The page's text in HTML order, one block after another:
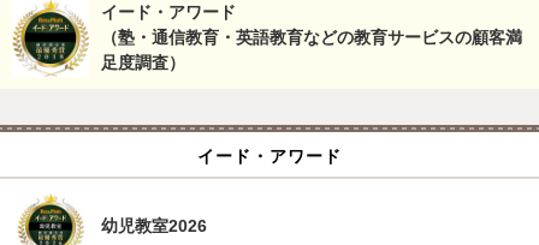
イード・アワード
（塾・通信教育・英語教育などの教育サービスの顧客満
足度調査）
イード・アワード
幼児教室2026